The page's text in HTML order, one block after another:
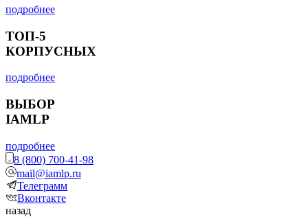
подробнее
ТОП-5
КОРПУСНЫХ
подробнее
ВЫБОР
IAMLP
подробнее
8 (800) 700-41-98
mail@iamlp.ru
Телеграмм
Вконтакте
назад